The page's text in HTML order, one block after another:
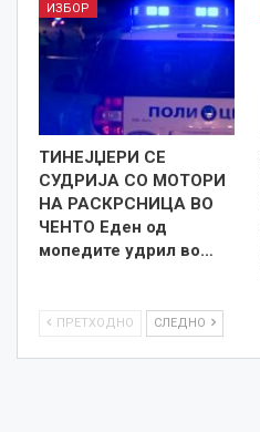
ИЗБОР
ТИНЕЈЏЕРИ СЕ
СУДРИЈА СО МОТОРИ
НА РАСКРСНИЦА ВО
ЧЕНТО Еден од
мопедите удрил во…
ПРЕТХОДНО СЛЕДНО